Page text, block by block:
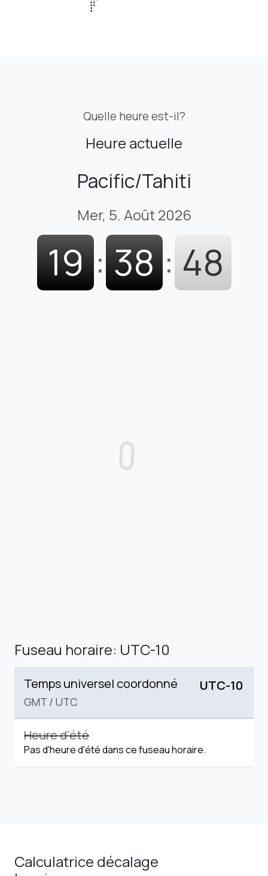
Quelle heure est-il?
Heure actuelle
Pacific/Tahiti
Mer, 5. Août 2026
19 : 38 : 48
Fuseau horaire: UTC-10
Temps universel coordonné
GMT / UTC
UTC-10
Heure d'été
Pas d'heure d'été dans ce fuseau horaire.
Calculatrice décalage